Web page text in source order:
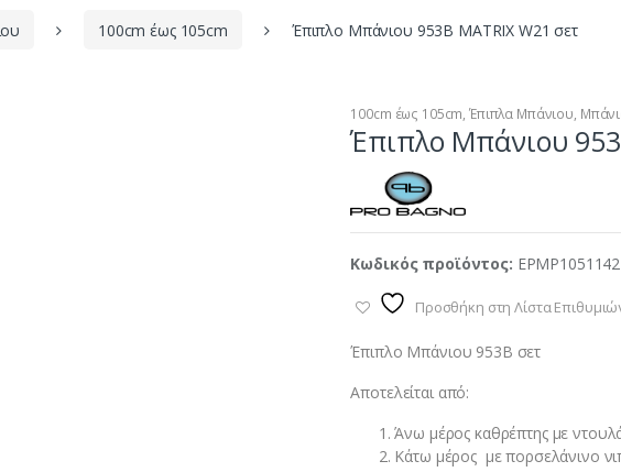
100cm έως 105cm Έπιπλο Μπάνιου 953B MATRIX W21 σετ
100cm έως 105cm,Έπιπλα Μπάνιου,
Έπιπλο Μπάνιου
Κωδικός προϊόντος: EPMP1051142
Προσθήκη στη Λίστα
Έπιπλο Μπάνιου 953B σετ
Αποτελείται από:
Άνω μέρος καθρέπτης με
Κάτω μέρος με πορσελάνινο